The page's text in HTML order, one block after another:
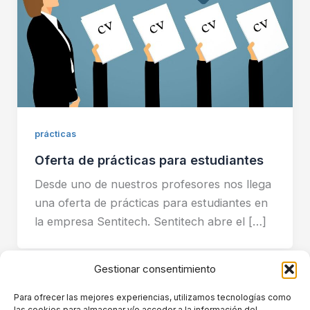
Gestionar consentimiento
Para ofrecer las mejores experiencias, utilizamos tecnologías como
prácticas
Oferta de prácticas para estudiantes
Desde uno de nuestros profesores nos llega
una oferta de prácticas para estudiantes en
la empresa Sentitech. Sentitech abre el […]